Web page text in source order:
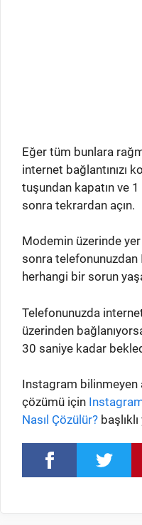
Eğer tüm bunlara
internet bağlantınızı
tuşundan kapatın ve
sonra tekrardan açın.
Modemin üzerinde yer
sonra telefonunuzdan
herhangi bir sorun
Telefonunuzda
üzerinden
30 saniye kadar
Instagram bilinmeyen
çözümü için
Nasıl Çözülür?